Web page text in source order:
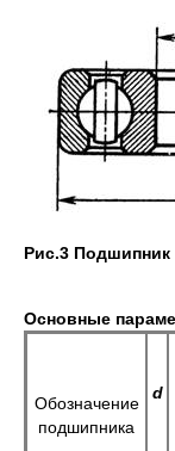
Рис.3
Основные
Обозначение
подшипника
d